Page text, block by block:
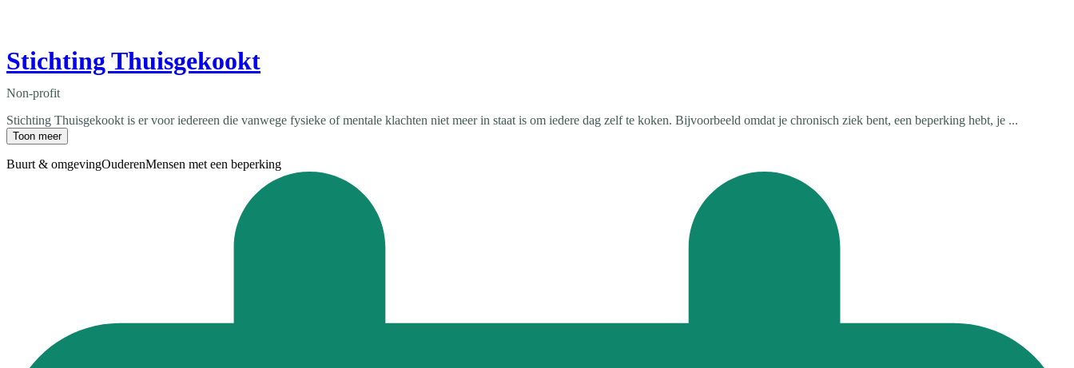
Stichting Thuisgekookt
Non-profit
Stichting Thuisgekookt is er voor iedereen die vanwege fysieke of mentale klachten niet meer in staat is om iedere dag zelf te koken. Bijvoorbeeld omdat je chronisch ziek bent, een beperking hebt, je ...
Toon meer
Buurt & omgevingOuderenMensen met een beperking